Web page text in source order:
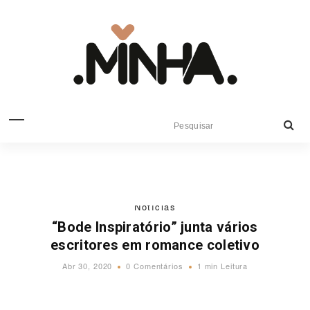
Notícias
“Bode Inspiratório” junta vários
escritores em romance coletivo
Abr 30, 2020 0 Comentários 1 min Leitura